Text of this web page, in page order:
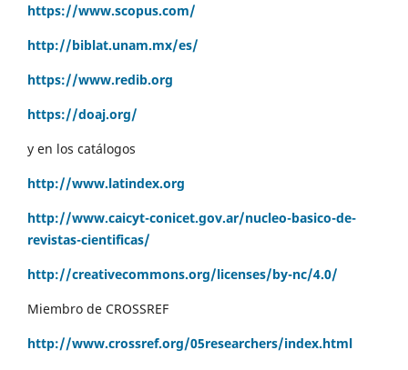
https://www.scopus.com/
http://biblat.unam.mx/es/
https://www.redib.org
https://doaj.org/
y en los catálogos
http://www.latindex.org
http://www.caicyt-conicet.gov.ar/nucleo-basico-de-
revistas-cientificas/
http://creativecommons.org/licenses/by-nc/4.0/
Miembro de CROSSREF
http://www.crossref.org/05researchers/index.html